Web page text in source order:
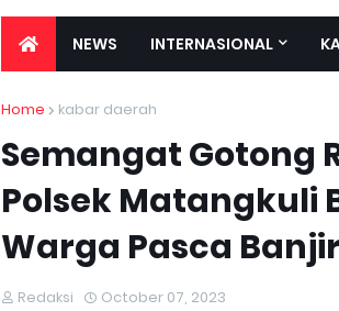
NEWS INTERNASIONAL
Home kabar daerah
Semangat Gotong
Polsek Matangkuli
Warga Pasca Banjir
Redaksi October 07, 2023